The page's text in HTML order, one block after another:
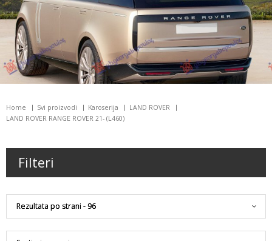
Home Svi proizvodi Karoserija
LAND ROVER
LAND ROVER RANGE ROVER 21- (L460)
Filteri